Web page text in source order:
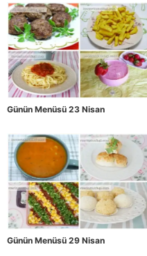
Günün Menüsü 23 Nisan
Günün Menüsü 29 Nisan